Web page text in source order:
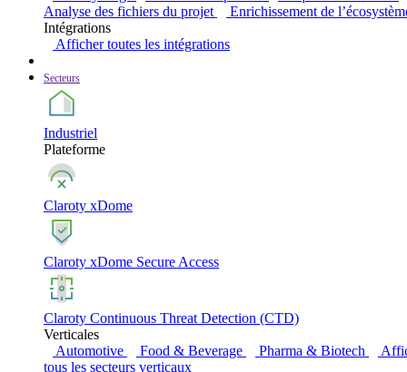
Analyse des fichiers du projet
Enrichissement de
Intégrations
Afficher toutes les intégrations
Secteurs
Industriel
Plateforme
Claroty xDome
Claroty xDome Secure Access
Claroty Continuous Threat Detection (CTD)
Verticales
Automotive
Food & Beverage Pharma & Biotech
tous les secteurs verticaux